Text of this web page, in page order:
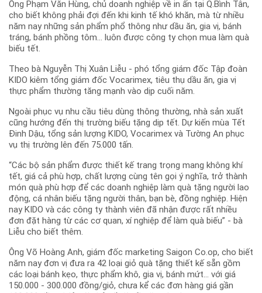
Ông Phạm Văn Hùng, chủ doanh nghiệp về in ấn tại Q.Bình Tân,
cho biết không phải đợi đến khi kinh tế khó khăn, mà từ nhiều
năm nay những sản phẩm phổ thông như dầu ăn, gia vị, bánh
tráng, bánh phồng tôm... luôn được công ty chọn mua làm quà
biếu tết.
Theo bà Nguyễn Thị Xuân Liễu - phó tổng giám đốc Tập đoàn
KIDO kiêm tổng giám đốc Vocarimex, tiêu thụ dầu ăn, gia vị
thực phẩm thường tăng mạnh vào dịp cuối năm.
Ngoài phục vụ nhu cầu tiêu dùng thông thường, nhà sản xuất
cũng hướng đến thị trường biếu tặng dịp tết. Dự kiến mùa Tết
Đinh Dậu, tổng sản lượng KIDO, Vocarimex và Tường An phục
vụ thị trường lên đến 75.000 tấn.
“Các bộ sản phẩm được thiết kế trang trọng mang không khí
tết, giá cả phù hợp, chất lượng cùng tên gọi ý nghĩa, trở thành
món quà phù hợp để các doanh nghiệp làm quà tặng người lao
động, cá nhân biếu tặng người thân, bạn bè, đồng nghiệp. Hiện
nay KIDO và các công ty thành viên đã nhận được rất nhiều
đơn đặt hàng từ các cơ quan, xí nghiệp để làm quà biếu” - bà
Liễu cho biết thêm.
Ông Võ Hoàng Anh, giám đốc marketing Saigon Co.op, cho biết
năm nay đơn vị đưa ra 42 loại giỏ quà tặng thiết kế sẵn gồm
các loại bánh kẹo, thực phẩm khô, gia vị, bánh mứt... với giá
150.000 - 300.000 đồng/giỏ, chưa kể các đơn hàng giá gần